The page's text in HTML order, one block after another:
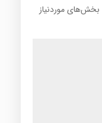
بخش‌های موردنیاز